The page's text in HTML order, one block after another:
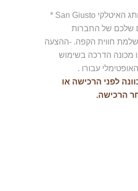
תערובות קפה איכותיות של המותג האיטלקי San Giusto *
שלכם של החברות
חווית הקפה. -ההצעה
מכונה הדרכה בשימוש
עבורו .
לפני הרכישה או
הרכישה.